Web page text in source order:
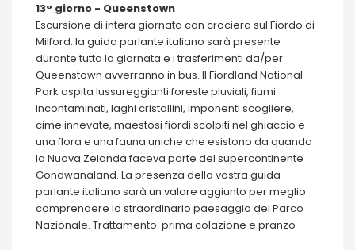
13° giorno - Queenstown
Escursione di intera giornata con crociera sul Fiordo di
Milford: la guida parlante italiano sarà presente
durante tutta la giornata e i trasferimenti da/per
Queenstown avverranno in bus. Il Fiordland National
Park ospita lussureggianti foreste pluviali, fiumi
incontaminati, laghi cristallini, imponenti scogliere,
cime innevate, maestosi fiordi scolpiti nel ghiaccio e
una flora e una fauna uniche che esistono da quando
la Nuova Zelanda faceva parte del supercontinente
Gondwanaland. La presenza della vostra guida
parlante italiano sarà un valore aggiunto per meglio
comprendere lo straordinario paesaggio del Parco
Nazionale. Trattamento: prima colazione e pranzo